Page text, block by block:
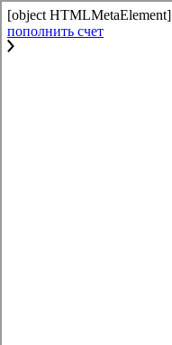
[object HTMLMetaElement]
пополнить счет